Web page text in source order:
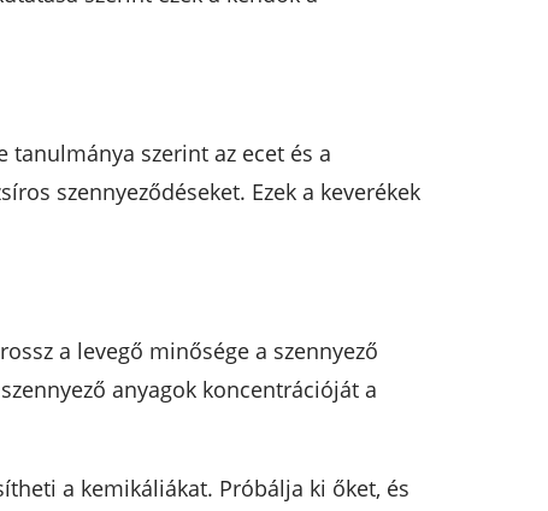
tanulmánya szerint az ecet és a
szennyeződéseket. Ezek a keverékek
a levegő minősége a szennyező
anyagok koncentrációját a
a kemikáliákat. Próbálja ki őket, és